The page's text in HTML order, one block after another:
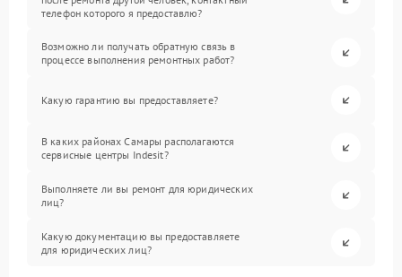
телефон которого я предоставлю?
Возможно ли получать обратную связь в
процессе выполнения ремонтных работ?
Какую гарантию вы предоставляете?
В каких районах Самары располагаются
сервисные центры Indesit?
Выполняете ли вы ремонт для юридических
лиц?
Какую документацию вы предоставляете
для юридических лиц?